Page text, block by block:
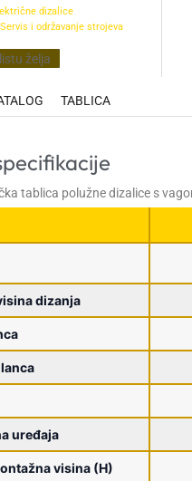
dizalice
Servis i održavanje strojeva
želja
TABLICA
tablica polužne dizalice s
dizanja
uređaja
visina (H)